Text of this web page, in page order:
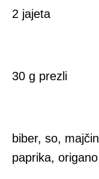
2 jajeta
30 g prezli
biber, so,
paprika,